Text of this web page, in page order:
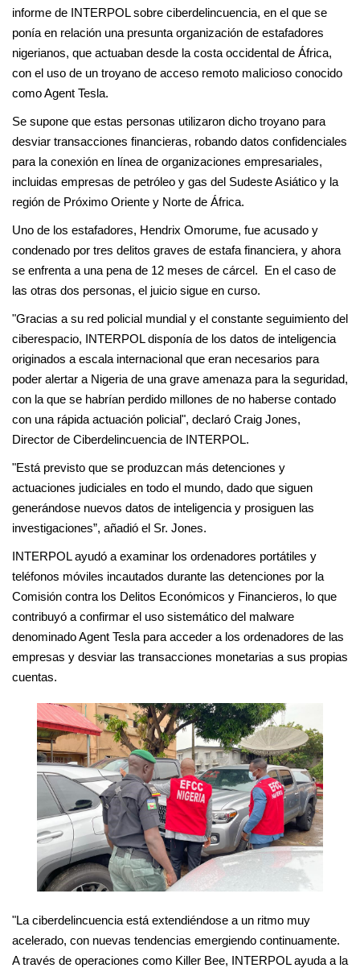
informe de INTERPOL sobre ciberdelincuencia, en el que se
ponía en relación una presunta organización de estafadores
nigerianos, que actuaban desde la costa occidental de África,
con el uso de un troyano de acceso remoto malicioso conocido
como Agent Tesla.
Se supone que estas personas utilizaron dicho troyano para
desviar transacciones financieras, robando datos confidenciales
para la conexión en línea de organizaciones empresariales,
incluidas empresas de petróleo y gas del Sudeste Asiático y la
región de Próximo Oriente y Norte de África.
Uno de los estafadores, Hendrix Omorume, fue acusado y
condenado por tres delitos graves de estafa financiera, y ahora
se enfrenta a una pena de 12 meses de cárcel. En el caso de
las otras dos personas, el juicio sigue en curso.
"Gracias a su red policial mundial y el constante seguimiento del
ciberespacio, INTERPOL disponía de los datos de inteligencia
originados a escala internacional que eran necesarios para
poder alertar a Nigeria de una grave amenaza para la seguridad,
con la que se habrían perdido millones de no haberse contado
con una rápida actuación policial", declaró Craig Jones,
Director de Ciberdelincuencia de INTERPOL.
"Está previsto que se produzcan más detenciones y
actuaciones judiciales en todo el mundo, dado que siguen
generándose nuevos datos de inteligencia y prosiguen las
investigaciones”, añadió el Sr. Jones.
INTERPOL ayudó a examinar los ordenadores portátiles y
teléfonos móviles incautados durante las detenciones por la
Comisión contra los Delitos Económicos y Financieros, lo que
contribuyó a confirmar el uso sistemático del malware
denominado Agent Tesla para acceder a los ordenadores de las
empresas y desviar las transacciones monetarias a sus propias
cuentas.
"La ciberdelincuencia está extendiéndose a un ritmo muy
acelerado, con nuevas tendencias emergiendo continuamente.
A través de operaciones como Killer Bee, INTERPOL ayuda a la